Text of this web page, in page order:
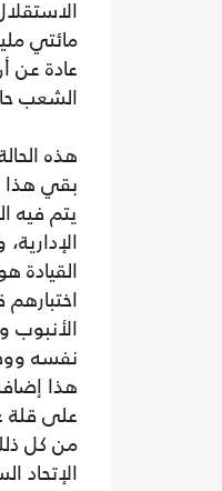
مائتي
عادة عن
الشعب
هذه
بقي هذا
يتم فيه
القيادة
الأنبوب
نفسه
هذا
على قلة
من كل
الإتحاد